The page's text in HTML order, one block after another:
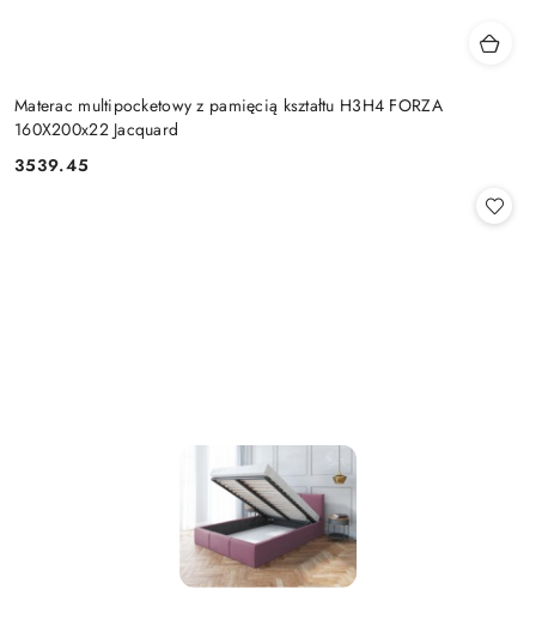
Materac multipocketowy z pamięcią kształtu H3H4 FORZA
160X200x22 Jacquard
Cena:
3539.45